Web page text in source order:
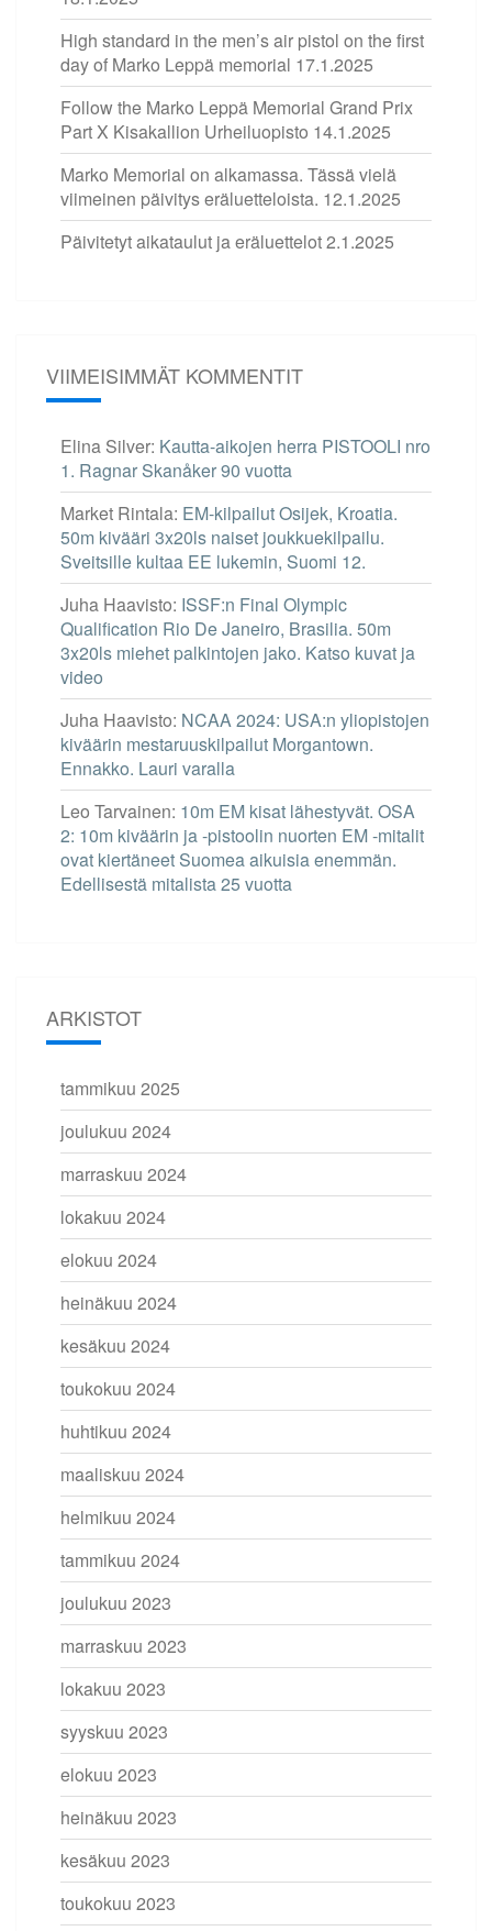
High standard in the men’s air pistol on the first
day of Marko Leppä memorial 17.1.2025
Follow the Marko Leppä Memorial Grand Prix
Part X Kisakallion Urheiluopisto 14.1.2025
Marko Memorial on alkamassa. Tässä vielä
viimeinen päivitys eräluetteloista. 12.1.2025
Päivitetyt aikataulut ja eräluettelot2.1.2025
VIIMEISIMMÄT KOMMENTIT
Elina Silver: Kautta-aikojen herra PISTOOLI nro
1. Ragnar Skanåker 90 vuotta
Market Rintala: EM-kilpailut Osijek, Kroatia.
50m kivääri 3x20ls naiset joukkuekilpailu.
Sveitsille kultaa EE lukemin, Suomi 12.
Juha Haavisto: ISSF:n Final Olympic
Qualification Rio De Janeiro, Brasilia. 50m
3x20ls miehet palkintojen jako. Katso kuvat ja
video
Juha Haavisto: NCAA 2024: USA:n yliopistojen
kiväärin mestaruuskilpailut Morgantown.
Ennakko. Lauri varalla
Leo Tarvainen: 10m EM kisat lähestyvät. OSA
2: 10m kiväärin ja -pistoolin nuorten EM -mitalit
ovat kiertäneet Suomea aikuisia enemmän.
Edellisestä mitalista 25 vuotta
ARKISTOT
tammikuu 2025
joulukuu 2024
marraskuu 2024
lokakuu 2024
elokuu 2024
heinäkuu 2024
kesäkuu 2024
toukokuu 2024
huhtikuu 2024
maaliskuu 2024
helmikuu 2024
tammikuu 2024
joulukuu 2023
marraskuu 2023
lokakuu 2023
syyskuu 2023
elokuu 2023
heinäkuu 2023
kesäkuu 2023
toukokuu 2023